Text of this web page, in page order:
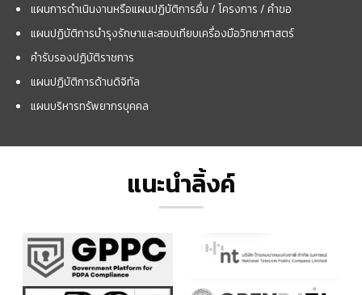
แผนการดำเนินงานหรือแผนปฏิบัติการอื่น / โครงการ / คำขอ
แผนปฏิบัติการบำรุงรักษาและสอบเทียบเครื่องมือวิทยาศาสตร์
คำรับรองปฏิบัติราชการ
แผนปฏิบัติการด้านดิจิทัล
แผนบริหารทรัพยากรบุคคล
แนะนำลิ้งค์